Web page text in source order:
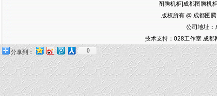
图腾机柜 成都图腾机
版权所有 @ 成都图
公司地址：
技术支持： 028工作室 成都
分享到：
0